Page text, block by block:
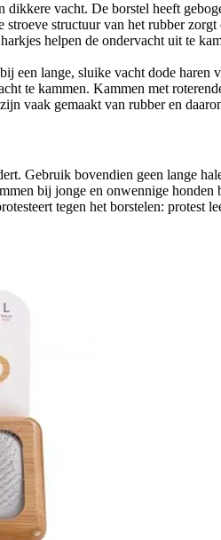
vacht. De borstel heeft
stroeve structuur van het rubber
helpen de ondervacht uit te
een lange, sluike vacht dode haren
te kammen. Kammen met
vaak gemaakt van rubber en
Gebruik bovendien geen lange
bij jonge en onwennige
tegen het borstelen: